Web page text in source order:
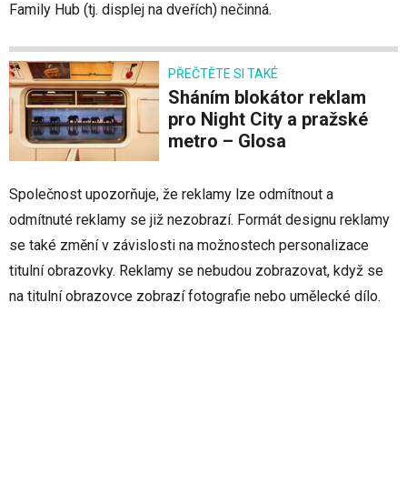
Family Hub (tj. displej na dveřích) nečinná.
PŘEČTĚTE SI TAKÉ
Sháním blokátor reklam
pro Night City a pražské
metro – Glosa
Společnost upozorňuje, že reklamy lze odmítnout a
odmítnuté reklamy se již nezobrazí. Formát designu reklamy
se také změní v závislosti na možnostech personalizace
titulní obrazovky. Reklamy se nebudou zobrazovat, když se
na titulní obrazovce zobrazí fotografie nebo umělecké dílo.